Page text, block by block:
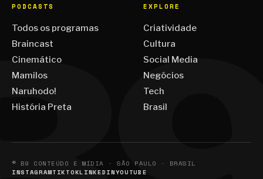
PODCASTS
Todos os programas
Braincast
Cinemático
Mamilos
Naruhodo!
História Preta
EXPLORE
Criatividade
Cultura
Social Media
Negócios
Tech
Brasil
© B9 CONTEÚDO E MÍDIA · SÃO PAULO · BRASIL
INSTAGRAMTIKTOKLINKEDINYOUTUBE